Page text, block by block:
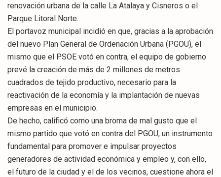
renovación urbana de la calle La Atalaya y Cisneros o el
Parque Litoral Norte.
El portavoz municipal incidió en que, gracias a la aprobación
del nuevo Plan General de Ordenación Urbana (PGOU), el
mismo que el PSOE votó en contra, el equipo de gobierno
prevé la creación de más de 2 millones de metros
cuadrados de tejido productivo, necesario para la
reactivación de la economía y la implantación de nuevas
empresas en el municipio.
De hecho, calificó como una broma de mal gusto que el
mismo partido que votó en contra del PGOU, un instrumento
fundamental para promover e impulsar proyectos
generadores de actividad económica y empleo y, con ello,
el futuro de la ciudad y el de los vecinos, cuestione ahora el